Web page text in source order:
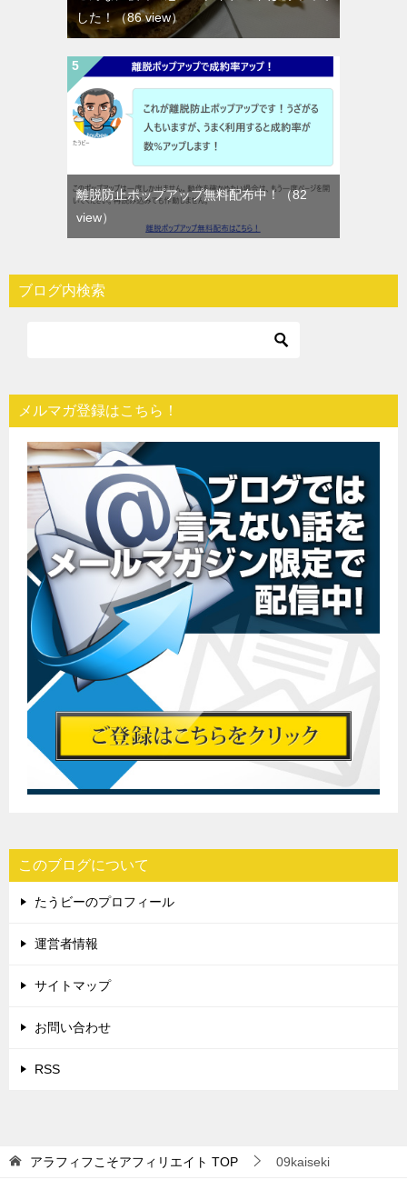
した！（86 view）
離脱防止ポップアップ無料配布中！（82
view）
ブログ内検索
メルマガ登録はこちら！
このブログについて
たうビーのプロフィール
運営者情報
サイトマップ
お問い合わせ
RSS
アラフィフこそアフィリエイト TOP 09kaiseki